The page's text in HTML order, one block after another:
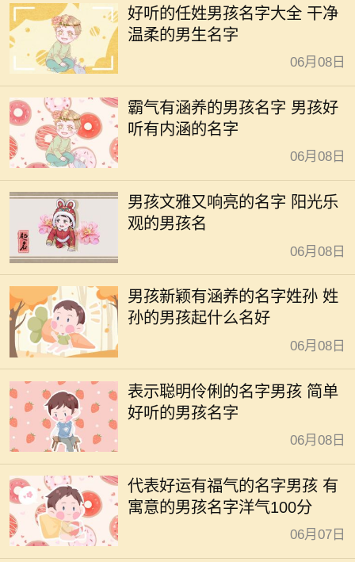
好听的任姓男孩名字大全 干净
温柔的男生名字
06月08日
霸气有涵养的男孩名字 男孩好
听有内涵的名字
06月08日
男孩文雅又响亮的名字 阳光乐
观的男孩名
06月08日
男孩新颖有涵养的名字姓孙 姓
孙的男孩起什么名好
06月08日
表示聪明伶俐的名字男孩 简单
好听的男孩名字
06月08日
代表好运有福气的名字男孩 有
寓意的男孩名字洋气100分
06月07日